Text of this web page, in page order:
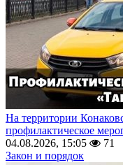
На территории
профилактическое
04.08.2026, 15:05
71
Закон и порядок